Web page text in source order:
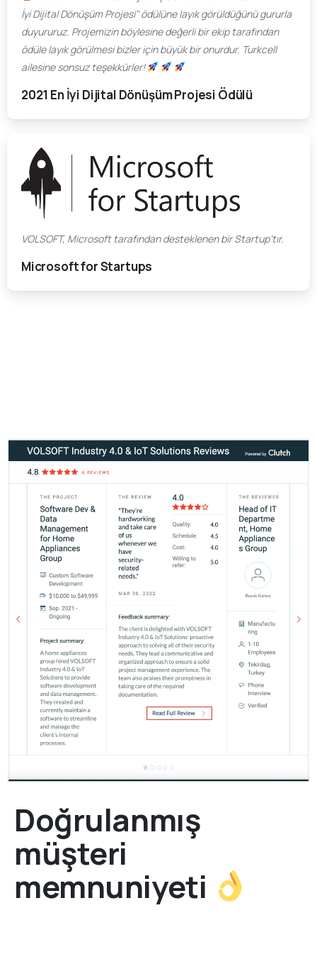
İyi Dijital Dönüşüm Projesi" ödülüne layık görüldüğünü gururla
duyururuz. Projemizin böylesine değerli bir ekip tarafından
ödüle layık görülmesi bizler için büyük bir onurdur. Turkcell
ailesine sonsuz teşekkürler!
2021 En İyi Dijital Dönüşüm Projesi Ödülü
VOLSOFT, Microsoft tarafından desteklenen bir Startup'tır.
Microsoft for Startups
Doğrulanmış
müşteri
memnuniyeti